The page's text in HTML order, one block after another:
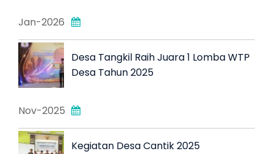
Jan-2026
Desa Tangkil Raih Juara 1 Lomba WTP
Desa Tahun 2025
Nov-2025
Kegiatan Desa Cantik 2025